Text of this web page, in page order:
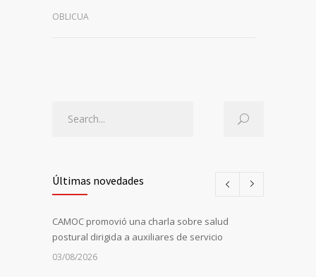
OBLICUA
Últimas novedades
CAMOC promovió una charla sobre salud
postural dirigida a auxiliares de servicio
03/08/2026